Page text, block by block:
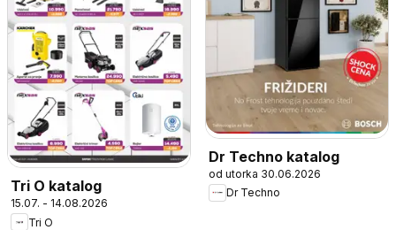
Tri O katalog
15.07. - 14.08.2026
Tri O
Dr Techno katalog
od utorka 30.06.2026
Dr Techno